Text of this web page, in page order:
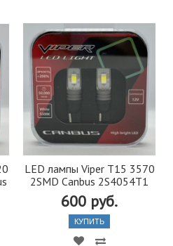
LED лампы Viper Т15 3570
2SMD Canbus 2S4054T1
600 руб.
КУПИТЬ